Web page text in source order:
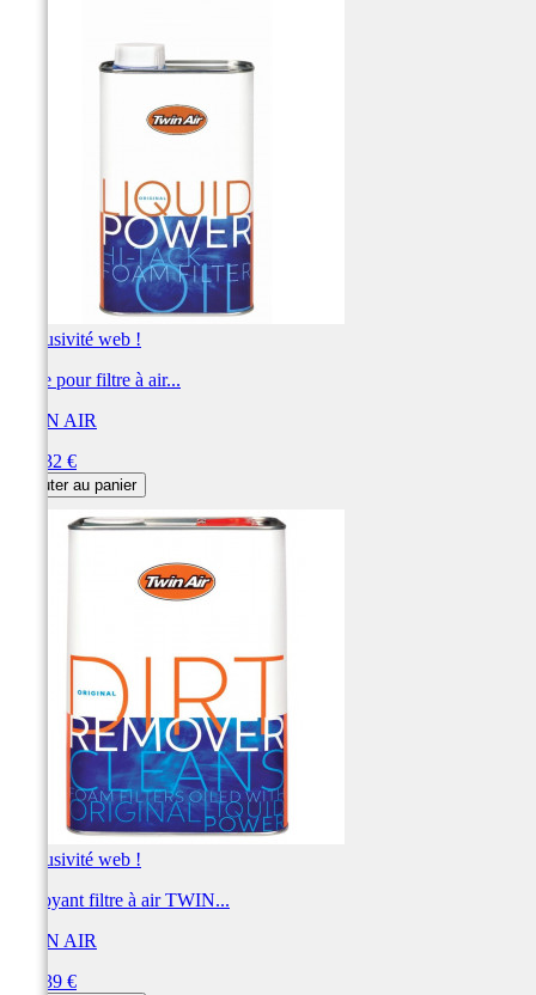
Exclusivité web !
Huile pour filtre à air...
TWIN AIR
238,32 €
Ajouter au panier
Exclusivité web !
Nettoyant filtre à air TWIN...
TWIN AIR
234,39 €